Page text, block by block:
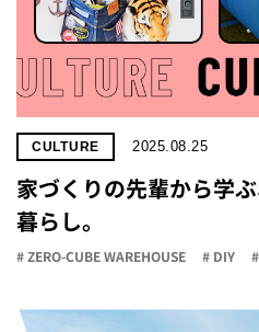
CULTURE 2025.08.25
家づくりの先輩から学
暮らし。
# ZERO-CUBE WAREHOUSE # DIY